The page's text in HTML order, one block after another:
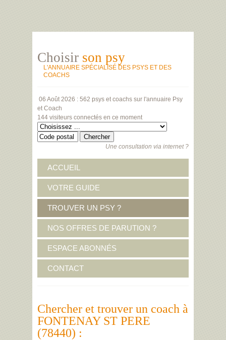
Choisir son psy
L'ANNUAIRE SPÉCIALISÉ DES PSYS ET DES
COACHS
06 Août 2026 : 562 psys et coachs sur l'annuaire Psy
et Coach
144 visiteurs connectés en ce moment
Une consultation via internet ?
ACCUEIL
VOTRE GUIDE
TROUVER UN PSY ?
NOS OFFRES DE PARUTION ?
ESPACE ABONNÉS
CONTACT
Chercher et trouver un coach à
FONTENAY ST PERE
(78440) :